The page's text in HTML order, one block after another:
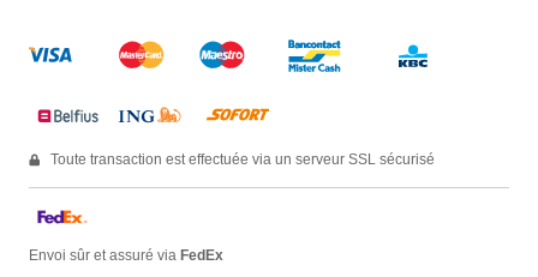
Toute transaction est effectuée via un serveur SSL sécurisé
Envoi sûr et assuré via FedEx